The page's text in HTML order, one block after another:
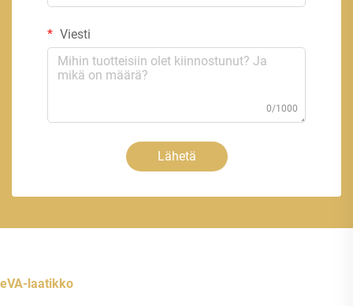
Viesti
0/1000
Lähetä
eVA-laatikko